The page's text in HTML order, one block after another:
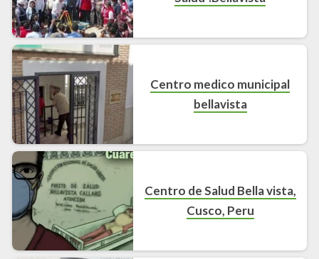
Centro medico municipal
bellavista
Centro de Salud Bella vista,
Cusco, Peru